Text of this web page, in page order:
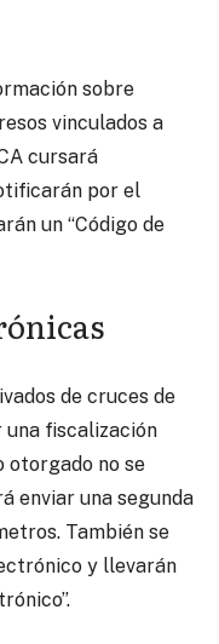
sobre
vinculados a
cursará
por el
un “Código de
de cruces de
una fiscalización
otorgado no se
enviar una segunda
También se
y llevarán